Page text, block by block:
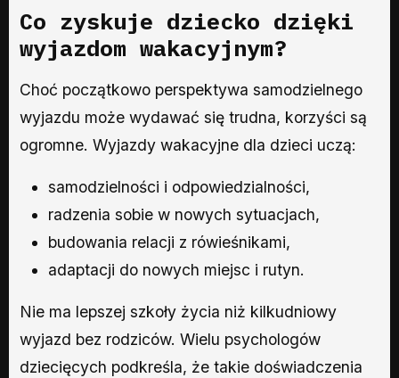
Co zyskuje dziecko dzięki
wyjazdom wakacyjnym?
Choć początkowo perspektywa samodzielnego
wyjazdu może wydawać się trudna, korzyści są
ogromne. Wyjazdy wakacyjne dla dzieci uczą:
samodzielności i odpowiedzialności,
radzenia sobie w nowych sytuacjach,
budowania relacji z rówieśnikami,
adaptacji do nowych miejsc i rutyn.
Nie ma lepszej szkoły życia niż kilkudniowy
wyjazd bez rodziców. Wielu psychologów
dziecięcych podkreśla, że takie doświadczenia